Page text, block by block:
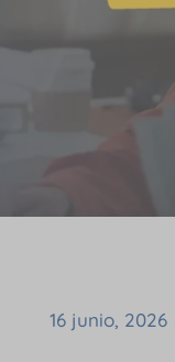
16 junio, 2026